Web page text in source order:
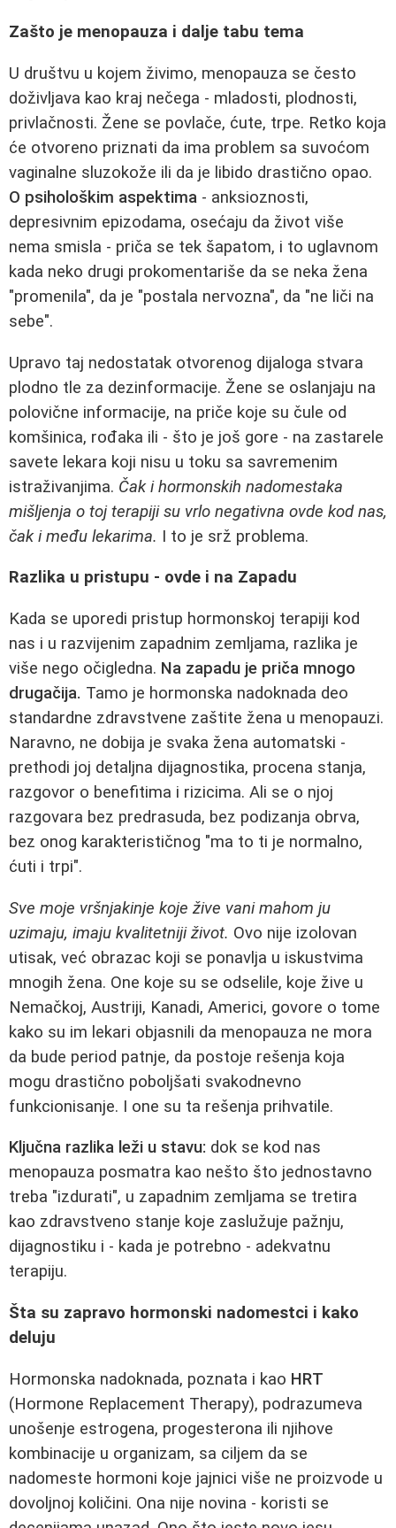
Zašto je menopauza i dalje tabu tema
U društvu u kojem živimo, menopauza se često
doživljava kao kraj nečega - mladosti, plodnosti,
privlačnosti. Žene se povlače, ćute, trpe. Retko koja
će otvoreno priznati da ima problem sa suvoćom
vaginalne sluzokože ili da je libido drastično opao.
O psihološkim aspektima - anksioznosti,
depresivnim epizodama, osećaju da život više
nema smisla - priča se tek šapatom, i to uglavnom
kada neko drugi prokomentariše da se neka žena
"promenila", da je "postala nervozna", da "ne liči na
sebe".
Upravo taj nedostatak otvorenog dijaloga stvara
plodno tle za dezinformacije. Žene se oslanjaju na
polovične informacije, na priče koje su čule od
komšinica, rođaka ili - što je još gore - na zastarele
savete lekara koji nisu u toku sa savremenim
istraživanjima. Čak i hormonskih nadomestaka
mišljenja o toj terapiji su vrlo negativna ovde kod nas,
čak i među lekarima. I to je srž problema.
Razlika u pristupu - ovde i na Zapadu
Kada se uporedi pristup hormonskoj terapiji kod
nas i u razvijenim zapadnim zemljama, razlika je
više nego očigledna. Na zapadu je priča mnogo
drugačija. Tamo je hormonska nadoknada deo
standardne zdravstvene zaštite žena u menopauzi.
Naravno, ne dobija je svaka žena automatski -
prethodi joj detaljna dijagnostika, procena stanja,
razgovor o benefitima i rizicima. Ali se o njoj
razgovara bez predrasuda, bez podizanja obrva,
bez onog karakterističnog "ma to ti je normalno,
ćuti i trpi".
Sve moje vršnjakinje koje žive vani mahom ju
uzimaju, imaju kvalitetniji život. Ovo nije izolovan
utisak, već obrazac koji se ponavlja u iskustvima
mnogih žena. One koje su se odselile, koje žive u
Nemačkoj, Austriji, Kanadi, Americi, govore o tome
kako su im lekari objasnili da menopauza ne mora
da bude period patnje, da postoje rešenja koja
mogu drastično poboljšati svakodnevno
funkcionisanje. I one su ta rešenja prihvatile.
Ključna razlika leži u stavu: dok se kod nas
menopauza posmatra kao nešto što jednostavno
treba "izdurati", u zapadnim zemljama se tretira
kao zdravstveno stanje koje zaslužuje pažnju,
dijagnostiku i - kada je potrebno - adekvatnu
terapiju.
Šta su zapravo hormonski nadomestci i kako
deluju
Hormonska nadoknada, poznata i kao HRT
(Hormone Replacement Therapy), podrazumeva
unošenje estrogena, progesterona ili njihove
kombinacije u organizam, sa ciljem da se
nadomeste hormoni koje jajnici više ne proizvode u
dovoljnoj količini. Ona nije novina - koristi se